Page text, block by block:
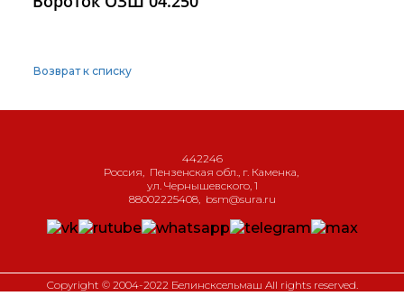
Возврат к списку
442246
Россия, Пензенская обл., г. Каменка,
ул. Чернышевского, 1
88002225408, bsm@sura.ru
Copyright © 2004-2022 Белинсксельмаш All rights reserved.